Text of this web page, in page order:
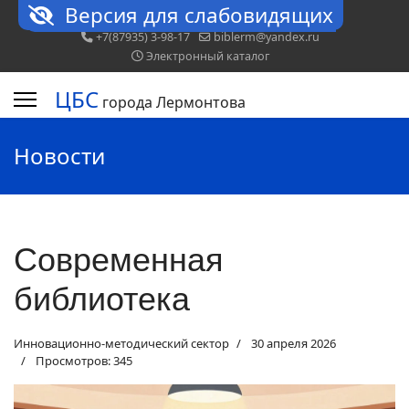
Версия для слабовидящих
+7(87935) 3-98-17
biblerm@yandex.ru
Электронный каталог
ЦБС города Лермонтова
Новости
Современная
библиотека
Инновационно-методический сектор
30 апреля 2026
Просмотров: 345